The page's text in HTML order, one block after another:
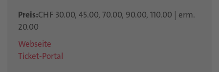
Preis:CHF 30.00, 45.00, 70.00, 90.00, 110.00 | erm.
20.00
Webseite
Ticket-Portal